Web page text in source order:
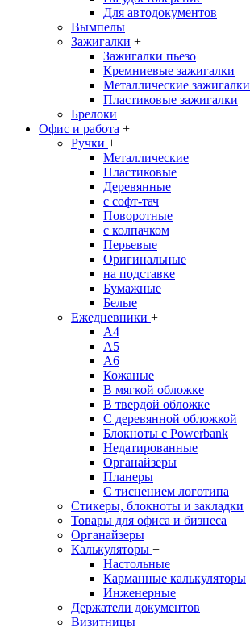
Для автодокументов
Вымпелы
Зажигалки +
Зажигалки пьезо
Кремниевые зажигалки
Металлические зажигалки
Пластиковые зажигалки
Брелоки
Офис и работа +
Ручки +
Металлические
Пластиковые
Деревянные
с софт-тач
Поворотные
с колпачком
Перьевые
Оригинальные
на подставке
Бумажные
Белые
Ежедневники +
A4
A5
A6
Кожаные
В мягкой обложке
В твердой обложке
С деревянной обложкой
Блокноты с Powerbank
Недатированные
Органайзеры
Планеры
С тиснением логотипа
Стикеры, блокноты и закладки
Товары для офиса и бизнеса
Органайзеры
Калькуляторы +
Настольные
Карманные калькуляторы
Инженерные
Держатели документов
Визитницы